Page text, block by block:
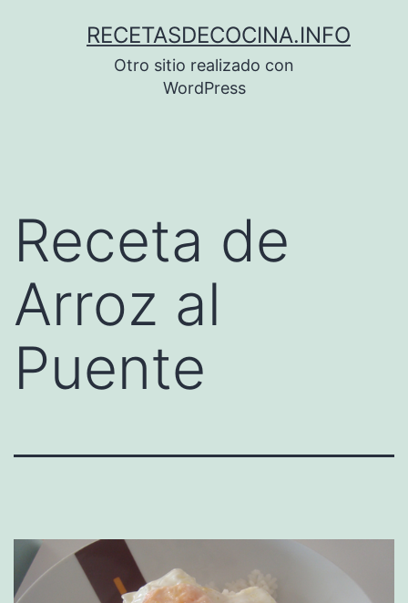
RECETASDECOCINA.INFO
Otro sitio realizado con
WordPress
Receta de
Arroz al
Puente